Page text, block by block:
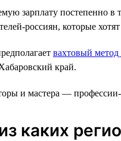
зарплату постепенно в
россиян, которые
вахтовый метод
край.
и мастера — профессии-
каких